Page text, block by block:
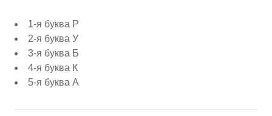
1-я буква Р
2-я буква У
3-я буква Б
4-я буква К
5-я буква А